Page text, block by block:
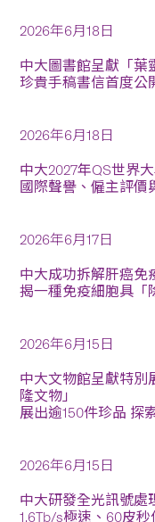
2026年6月18日
中大圖書館呈獻「葉
珍貴手稿書信首度
2026年6月18日
中大2027年QS世界
國際聲譽、僱主評價
2026年6月17日
中大成功拆解肝癌免
揭一種免疫細胞具「
2026年6月15日
中大文物館呈獻特
隆文物」
展出逾150件珍品 探
2026年6月15日
中大研發全光訊號處
1.6Tb/s極速、60皮